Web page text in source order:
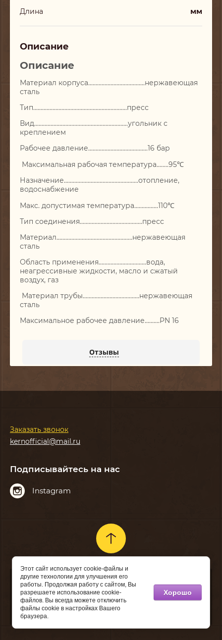
Длина мм
Описание
Описание
Материал корпуса......................................нержавеющая
сталь
Тип...............................................................пресс
Вид...............................................................угольник с
креплением
Рабочее давление........................................16 бар
Максимальная рабочая температура........95℃
Назначение..................................................отопление,
водоснабжение
Макс. допустимая температура................110℃
Тип соединения..........................................пресс
Материал...................................................нержавеющая
сталь
Область применения................................вода,
неагрессивные жидкости, масло и сжатый
воздух, газ
Материал трубы......................................нержавеющая
сталь
Максимальное рабочее давление..........PN 16
Отзывы
Заказать звонок
kernofficial@mail.ru
Подписывайтесь на нас
Instagram
Copyright © 2018 - 2026
Поддержка.Разработка сайтов
Этот сайт использует cookie-файлы и
другие технологии для улучшения его
работы. Продолжая работу с сайтом, Вы
разрешаете использование cookie-
файлов. Вы всегда можете отключить
файлы cookie в настройках Вашего
браузера.
Хорошо